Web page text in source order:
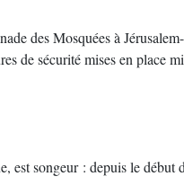
des Mosquées à
de sécurité mises en place
est songeur : depuis le début